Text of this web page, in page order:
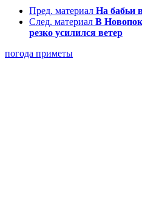
Пред. материал На бабьи
След. материал В
резко усилился ветер
погода приметы